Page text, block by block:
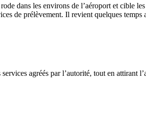
dans les environs de l’aéroport et cible
de prélèvement. Il revient quelques
agréés par l’autorité, tout en attirant